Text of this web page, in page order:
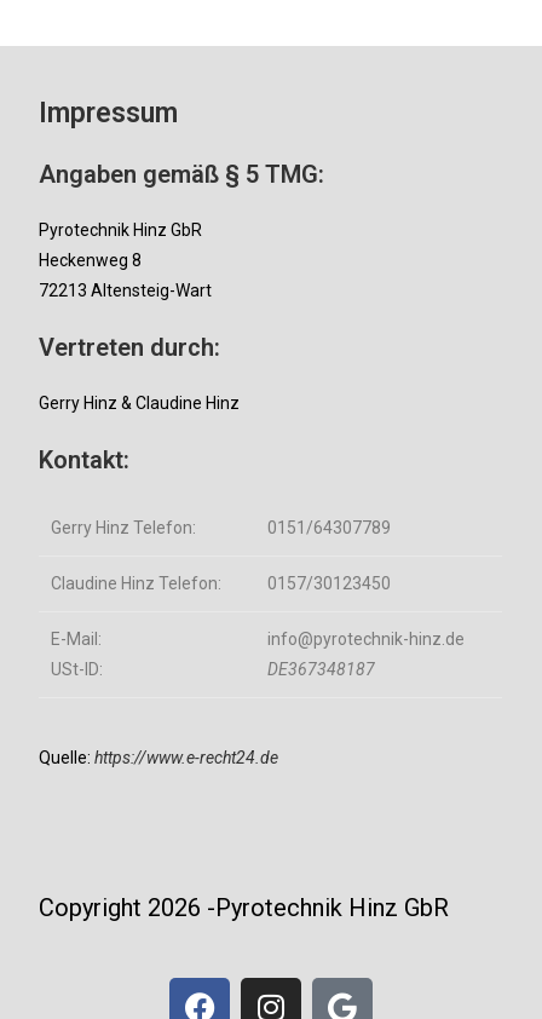
Impressum
Angaben gemäß § 5 TMG:
Pyrotechnik Hinz GbR
Heckenweg 8
72213 Altensteig-Wart
Vertreten durch:
Gerry Hinz & Claudine Hinz
Kontakt:
Gerry Hinz Telefon: 0151/64307789
Claudine Hinz Telefon: 0157/30123450
E-Mail:
USt-ID:
info@pyrotechnik-hinz.de
DE367348187
Quelle:https://www.e-recht24.de
Copyright 2026 -Pyrotechnik Hinz GbR